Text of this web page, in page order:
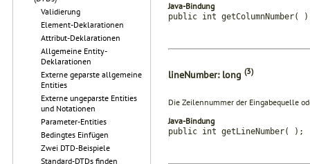
Validierung
Element-Deklarationen
Attribut-Deklarationen
Allgemeine Entity-
Deklarationen
Externe geparste allgemeine
Entities
Externe ungeparste Entities
und Notationen
Parameter-Entities
Bedingtes Einfügen
Zwei DTD-Beispiele
Standard-DTDs finden
Java-Bindung
public int getColumnNumber(
lineNumber: long (3)
Die Zeilennummer der Eingabequelle
Java-Bindung
public int getLineNumber( );